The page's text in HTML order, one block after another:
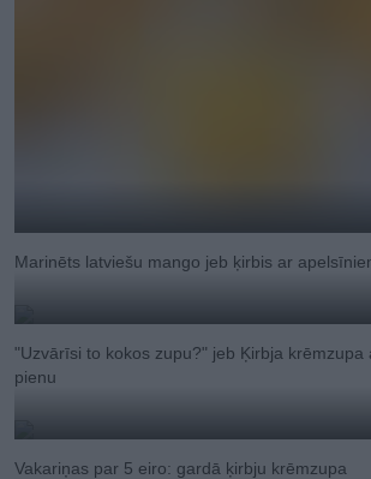
Marinēts latviešu mango jeb ķirbis ar
"Uzvārīsi to kokos zupu?" jeb Ķirbja krēmzupa
pienu
Vakariņas par 5 eiro: gardā ķirbju krēmzupa